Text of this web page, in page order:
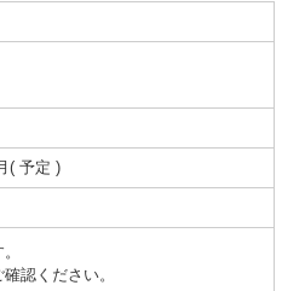
( 予定 )
認ください。